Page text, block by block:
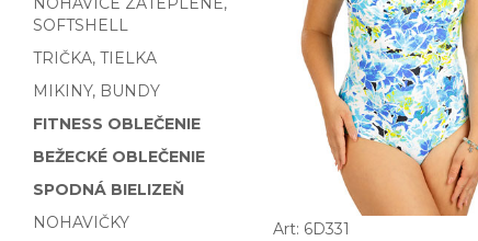
SOFTSHELL
TRIČKA, TIELKA
MIKINY, BUNDY
FITNESS OBLEČENIE
BEŽECKÉ OBLEČENIE
SPODNÁ BIELIZEŇ
NOHAVIČKY
Art: 6D331